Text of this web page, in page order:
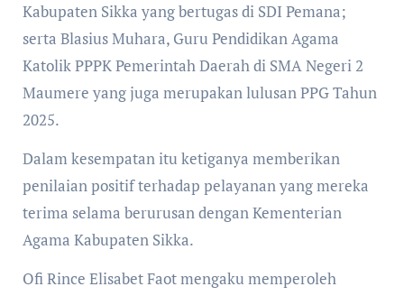
Kabupaten Sikka yang bertugas di SDI Pemana;
serta Blasius Muhara, Guru Pendidikan Agama
Katolik PPPK Pemerintah Daerah di SMA Negeri 2
Maumere yang juga merupakan lulusan PPG Tahun
2025.
Dalam kesempatan itu ketiganya memberikan
penilaian positif terhadap pelayanan yang mereka
terima selama berurusan dengan Kementerian
Agama Kabupaten Sikka.
Ofi Rince Elisabet Faot mengaku memperoleh